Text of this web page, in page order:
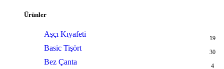
Ürünler
Aşçı Kıyafeti 19
Basic Tişört 30
Bez Çanta 4